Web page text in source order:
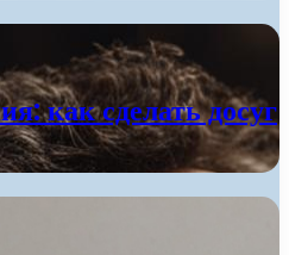
как сделать досуг